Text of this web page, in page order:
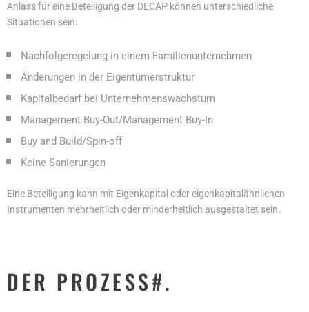
Anlass für eine Beteiligung der DECAP können unterschiedliche
Situationen sein:
Nachfolgeregelung in einem Familienunternehmen
Änderungen in der Eigentümerstruktur
Kapitalbedarf bei Unternehmenswachstum
Management Buy-Out/Management Buy-In
Buy and Build/Spin-off
Keine Sanierungen
Eine Beteiligung kann mit Eigenkapital oder eigenkapitalähnlichen
Instrumenten mehrheitlich oder minderheitlich ausgestaltet sein.
DER PROZESS#.